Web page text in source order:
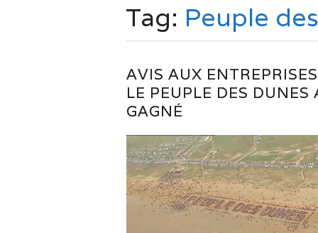
Tag: Peuple
AVIS AUX
LE PEUPLE DES DUNES
GAGNÉ